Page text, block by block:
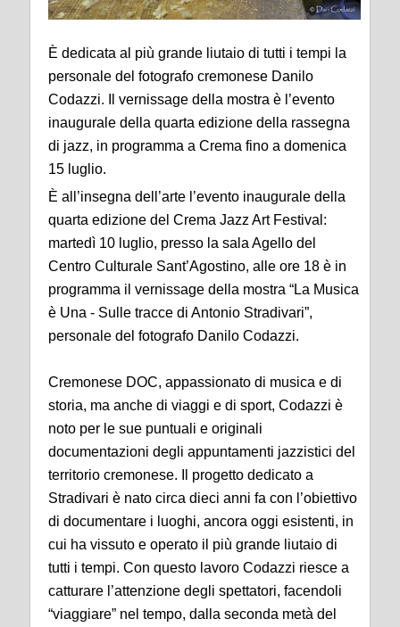
È dedicata al più grande liutaio di tutti i tempi la
personale del fotografo cremonese Danilo
Codazzi. Il vernissage della mostra è l’evento
inaugurale della quarta edizione della rassegna
di jazz, in programma a Crema fino a domenica
15 luglio.
È all’insegna dell’arte l’evento inaugurale della
quarta edizione del Crema Jazz Art Festival:
martedì 10 luglio, presso la sala Agello del
Centro Culturale Sant’Agostino, alle ore 18 è in
programma il vernissage della mostra “La Musica
è Una - Sulle tracce di Antonio Stradivari”,
personale del fotografo Danilo Codazzi.
Cremonese DOC, appassionato di musica e di
storia, ma anche di viaggi e di sport, Codazzi è
noto per le sue puntuali e originali
documentazioni degli appuntamenti jazzistici del
territorio cremonese. Il progetto dedicato a
Stradivari è nato circa dieci anni fa con l’obiettivo
di documentare i luoghi, ancora oggi esistenti, in
cui ha vissuto e operato il più grande liutaio di
tutti i tempi. Con questo lavoro Codazzi riesce a
catturare l’attenzione degli spettatori, facendoli
“viaggiare” nel tempo, dalla seconda metà del